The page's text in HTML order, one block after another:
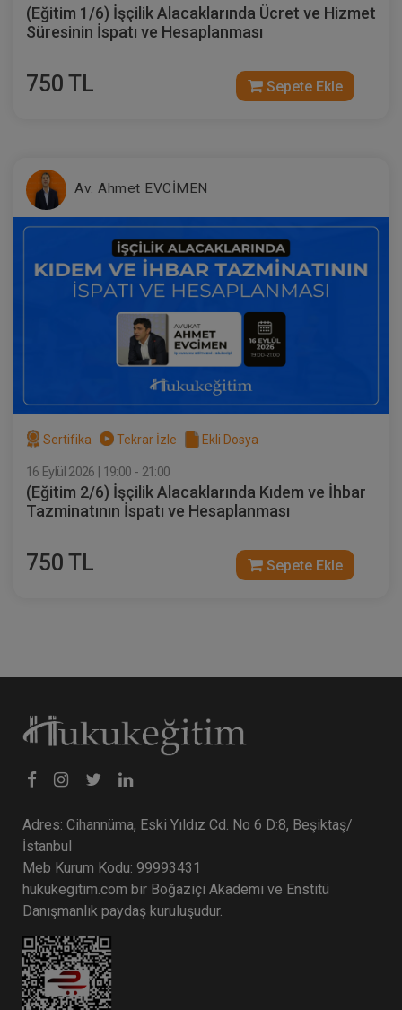
(Eğitim 1/6) İşçilik Alacaklarında Ücret ve Hizmet
Süresinin İspatı ve Hesaplanması
750 TL Sepete Ekle
Av. Ahmet EVCİMEN
Sertifika Tekrar İzle Ekli Dosya
16 Eylül 2026 | 19:00 - 21:00
(Eğitim 2/6) İşçilik Alacaklarında Kıdem ve İhbar
Tazminatının İspatı ve Hesaplanması
750 TL Sepete Ekle
Adres: Cihannüma, Eski Yıldız Cd. No 6 D:8, Beşiktaş/
İstanbul
Meb Kurum Kodu: 99993431
hukukegitim.com bir Boğaziçi Akademi ve Enstitü
Danışmanlık paydaş kuruluşudur.